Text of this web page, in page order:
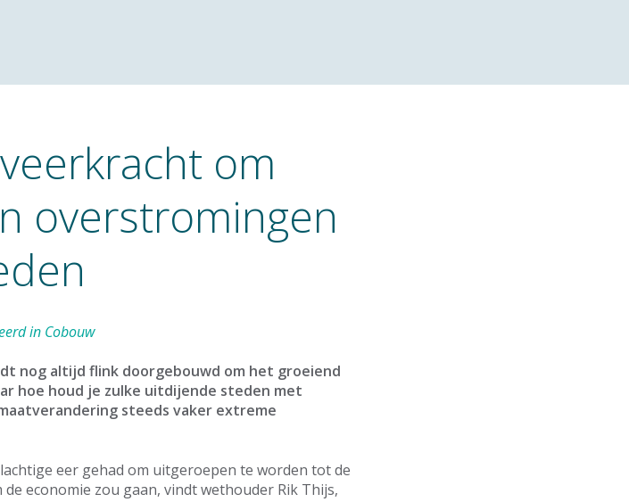
om
overstromingen
in Cobouw
nog altijd flink doorgebouwd om het groeiend
hoe houd je zulke uitdijende steden met
steeds vaker extreme
eer gehad om uitgeroepen te worden tot de
economie zou gaan, vindt wethouder Rik Thijs,